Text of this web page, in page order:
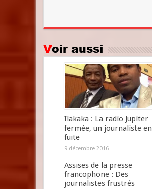
Voir aussi
Ilakaka : La radio Jupiter
fermée, un journaliste en
fuite
9 décembre 2016
Assises de la presse
francophone : Des
journalistes frustrés